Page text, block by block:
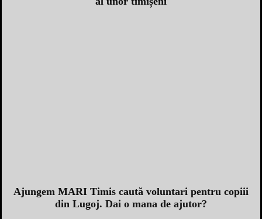
Ajungem MARI Timis caută voluntari pentru copiii
din Lugoj. Dai o mana de ajutor?